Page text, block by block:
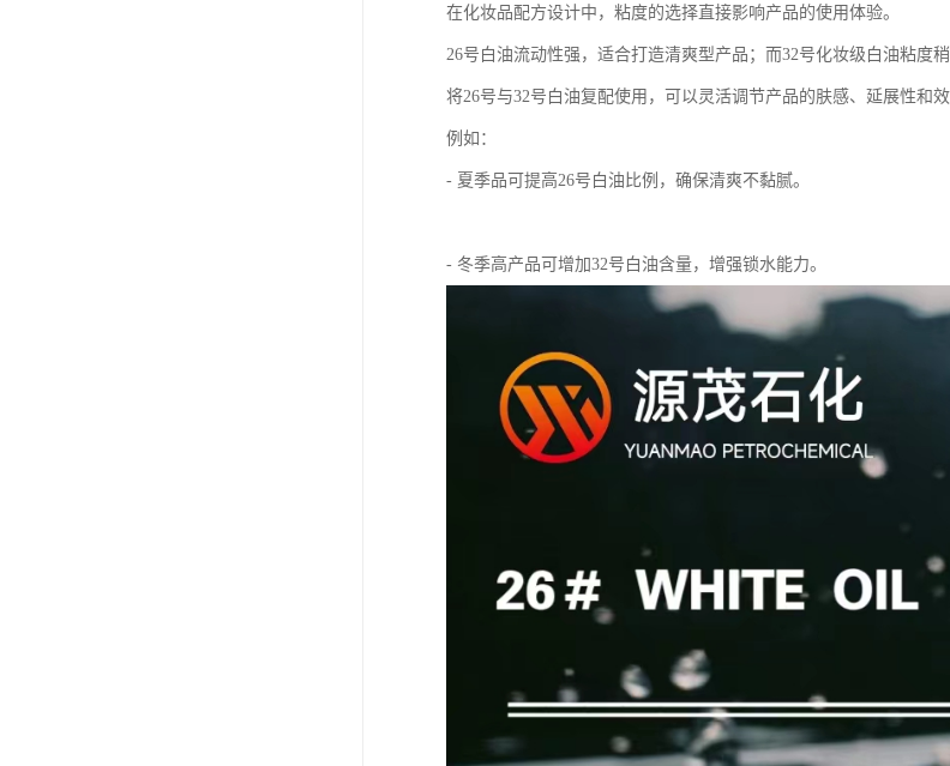
在化妆品配方设计中，粘度的选择直接影响产品的使用体验。
26号白油流动性强，适合打造清爽型产品；而32号化妆级白油粘度
将26号与32号白油复配使用，可以灵活调节产品的肤感、延展性和
例如：
- 夏季品可提高26号白油比例，确保清爽不黏腻。
- 冬季高产品可增加32号白油含量，增强锁水能力。